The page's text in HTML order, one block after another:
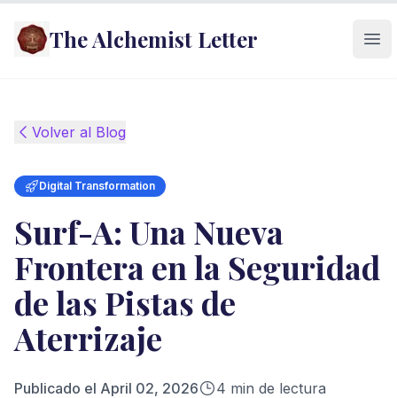
The Alchemist Letter
Volver al Blog
Digital Transformation
Surf-A: Una Nueva
Frontera en la Seguridad
de las Pistas de
Aterrizaje
Publicado el April 02, 2026 4 min de lectura